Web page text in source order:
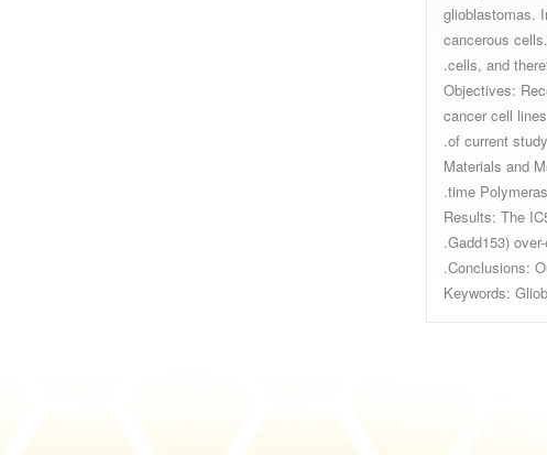
glioblastomas.
cancerous
cells, and
Objectives:
cancer cell
of current
Materials and
time
Results: The
Gadd153)
Conclusions:
Keywords: